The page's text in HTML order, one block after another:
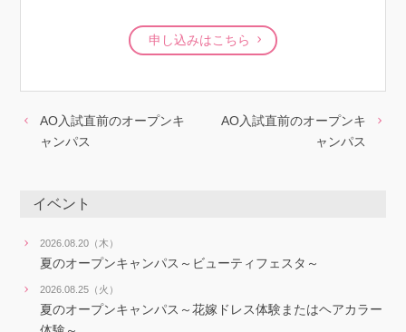
申し込みはこちら
AO入試直前のオープンキ
ャンパス
AO入試直前のオープンキ
ャンパス
イベント
2026.08.20（木）
夏のオープンキャンパス～ビューティフェスタ～
2026.08.25（火）
夏のオープンキャンパス～花嫁ドレス体験またはヘアカラー